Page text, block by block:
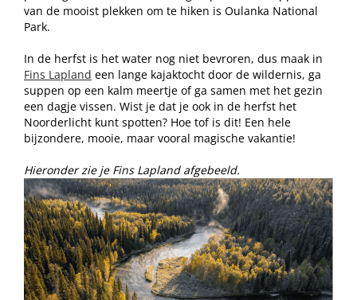
van de mooist plekken om te hiken is Oulanka National
Park.
In de herfst is het water nog niet bevroren, dus maak in
Fins Lapland een lange kajaktocht door de wildernis, ga
suppen op een kalm meertje of ga samen met het gezin
een dagje vissen. Wist je dat je ook in de herfst het
Noorderlicht kunt spotten? Hoe tof is dit! Een hele
bijzondere, mooie, maar vooral magische vakantie!
Hieronder zie je Fins Lapland afgebeeld.